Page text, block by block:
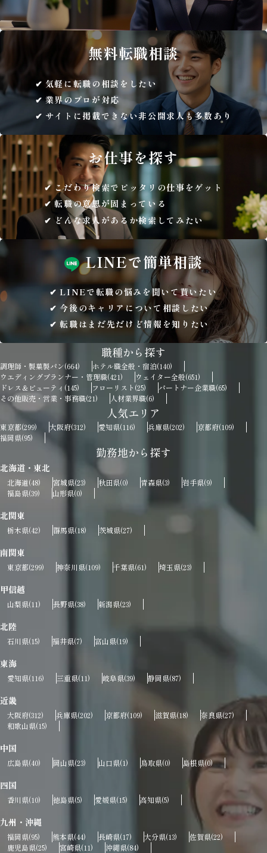
無料転職相談
気軽に転職の相談をしたい
業界のプロが対応
サイトに掲載できない非公開求人も多数あり
お仕事を探す
こだわり検索でピッタリの仕事をゲット
転職の意思が固まっている
どんな求人があるか検索してみたい
LINEで簡単相談
LINEで転職の悩みを聞いて貰いたい
今後のキャリアについて相談したい
転職はまだ先だけど情報を知りたい
職種から探す
調理師・製菓製パン(664) ホテル職全般・宿泊(140)
ウエディングプランナー・管理職(421) ウェイター全般(651)
ドレス＆ビューティ (145) フローリスト (25) パートナー企業職(65)
その他販売・営業・事務職(21) 人材業界職(6)
人気エリア
東京都(299) 大阪府(312) 愛知県(116) 兵庫県(202) 京都府(109)
福岡県(95)
勤務地から探す
北海道・東北
北海道(48) 宮城県(23) 秋田県(0) 青森県(3) 岩手県(9)
福島県(39) 山形県(0)
北関東
栃木県(42) 群馬県(18) 茨城県(27)
南関東
東京都(299) 神奈川県(109) 千葉県(61) 埼玉県(23)
甲信越
山梨県(11) 長野県(38) 新潟県(23)
北陸
石川県(15) 福井県(7) 富山県(19)
東海
愛知県(116) 三重県(11) 岐阜県(39) 静岡県(87)
近畿
大阪府(312) 兵庫県(202) 京都府(109) 滋賀県(18) 奈良県(27)
和歌山県(15)
中国
広島県(40) 岡山県(23) 山口県(1) 鳥取県(0) 島根県(0)
四国
香川県(10) 徳島県(5) 愛媛県(15) 高知県(5)
九州・沖縄
福岡県(95) 熊本県(44) 長崎県(17) 大分県(13) 佐賀県(22)
鹿児島県(25) 宮崎県(11) 沖縄県(84)